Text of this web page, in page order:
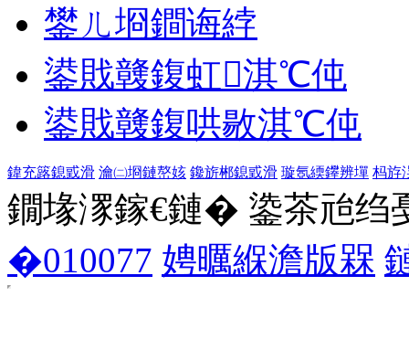
鐢ㄦ埛鐧诲綍
鍙戝竷鍑虹淇℃伅
鍙戝竷鍑哄敭淇℃伅
鍏充簬鎴戜滑 瀹㈡埛鏈嶅姟 鑱旂郴鎴戜滑 璇氬緛鑻辨墠 杩斿
鐗堟潈鎵€鏈� 鍌茶兘绉
�010077 娉曞緥澹版槑